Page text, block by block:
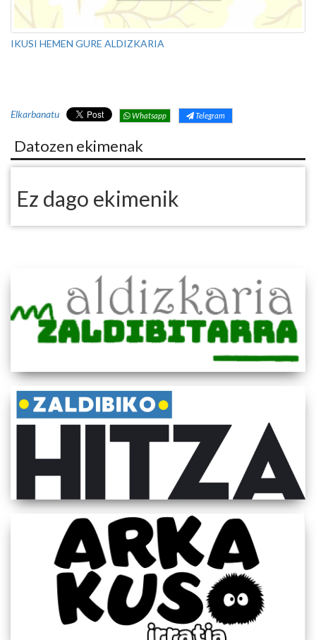
IKUSI HEMEN GURE ALDIZKARIA
Elkarbanatu Whatsapp Telegram
Datozen ekimenak
Ez dago ekimenik